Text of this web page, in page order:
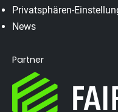
Privatsphären-
News
Partner